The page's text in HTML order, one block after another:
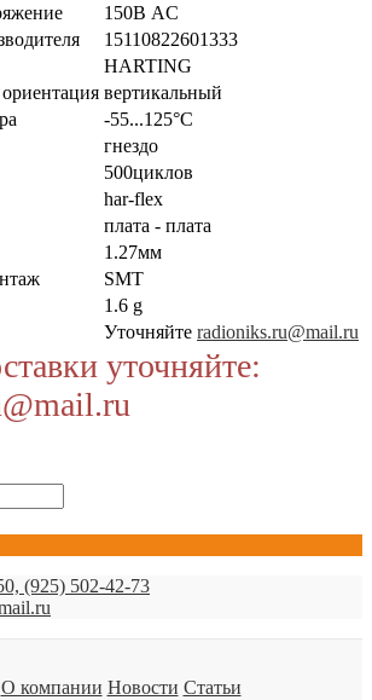
150В AC
15110822601333
HARTING
вертикальный
-55...125°C
гнездо
500циклов
har-flex
плата - плата
1.27мм
SMT
1.6 g
Уточняйте radioniks.ru@mail.ru
уточняйте:
(925) 502-42-73
О компании Новости Статьи